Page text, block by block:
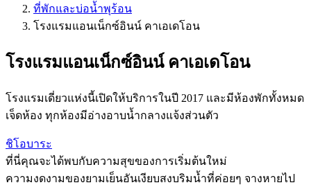
ที่พักและบ่อน้ำพุร้อน
โรงแรมแอนเน็กซ์อินน์ คาเอเดโอน
โรงแรมแอนเน็กซ์อินน์ คาเอเดโอน
โรงแรมเดี่ยวแห่งนี้เปิดให้บริการในปี 2017 และมีห้องพักทั้งหมด
เจ็ดห้อง ทุกห้องมีอ่างอาบน้ำกลางแจ้งส่วนตัว
ชิโอบาระ
ที่นี่คุณจะได้พบกับความสุขของการเริ่มต้นใหม่
ความงดงามของยามเย็นอันเงียบสงบริมน้ำที่ค่อยๆ จางหายไป